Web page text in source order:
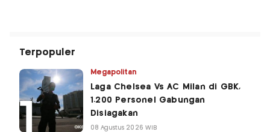
Terpopuler
Megapolitan
Laga Chelsea Vs AC Milan di GBK,
1.200 Personel Gabungan
Disiagakan
08 Agustus 2026 WIB